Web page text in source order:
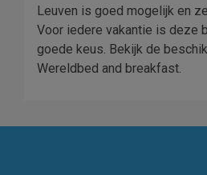
Leuven is goed mogelijk en
Voor iedere vakantie is deze
goede keus. Bekijk de
Wereldbed and breakfast.